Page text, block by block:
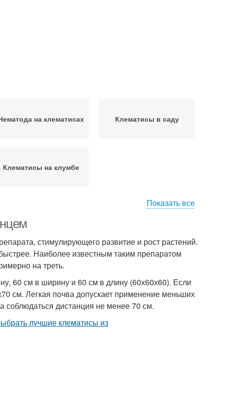
на клематисах Клематисы в саду
Клематисы на клумбе
Показать все
стимулирующего развитие и рост растений.
Наиболее известным таким препаратом
на треть.
60 см в ширину и 60 см в длину (60х60х60). Если
см. Легкая почва допускает применение меньших
дистанция не менее 70 см.